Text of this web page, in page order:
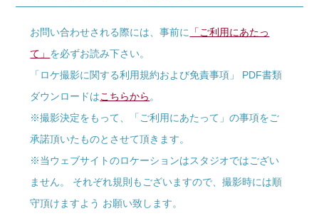
お問い合わせされる際には、事前に 「ご利用にあたっ
て」 を必ずお読み下さい。
「ロケ撮影に関する利用規約および免責事項」 PDF書類
ダウンロードはこちらから。
※撮影決定をもって、「ご利用にあたって」の事項をご
承諾頂いたものとさせて頂きます。
※当ウェブサイトのロケーションはスタジオではござい
ません。 それぞれ規則もございますので、撮影時には順
守頂けますよう お願い致します。